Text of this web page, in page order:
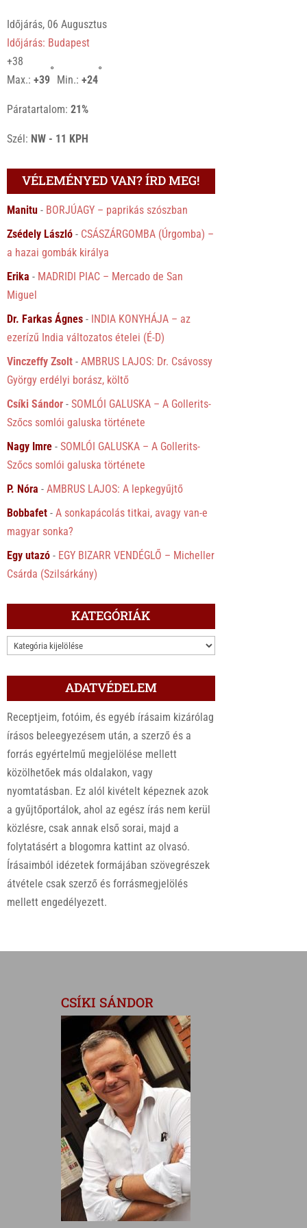
Időjárás, 06 Augusztus
Időjárás: Budapest
+38
Max.:+39
°
Min.:+24
°
Páratartalom:21%
Szél: NW - 11 KPH
VÉLEMÉNYED VAN? ÍRD MEG!
Manitu - BORJÚAGY – paprikás szószban
Zsédely László - CSÁSZÁRGOMBA (Úrgomba) –
a hazai gombák királya
Erika - MADRIDI PIAC – Mercado de San
Miguel
Dr. Farkas Ágnes - INDIA KONYHÁJA – az
ezerízű India változatos ételei (É-D)
Vinczeffy Zsolt -AMBRUS LAJOS: Dr. Csávossy
György erdélyi borász, költő
Csíki Sándor -SOMLÓI GALUSKA – A Gollerits-
Szőcs somlói galuska története
Nagy Imre -SOMLÓI GALUSKA – A Gollerits-
Szőcs somlói galuska története
P. Nóra -AMBRUS LAJOS: A lepkegyűjtő
Bobbafet -A sonkapácolás titkai, avagy van-e
magyar sonka?
Egy utazó - EGY BIZARR VENDÉGLŐ – Micheller
Csárda (Szilsárkány)
KATEGÓRIÁK
KATEGÓRIÁK
ADATVÉDELEM
Receptjeim, fotóim, és egyéb írásaim kizárólag
írásos beleegyezésem után, a szerző és a
forrás egyértelmű megjelölése mellett
közölhetőek más oldalakon, vagy
nyomtatásban. Ez alól kivételt képeznek azok
a gyűjtőportálok, ahol az egész írás nem kerül
közlésre, csak annak első sorai, majd a
folytatásért a blogomra kattint az olvasó.
Írásaimból idézetek formájában szövegrészek
átvétele csak szerző és forrásmegjelölés
mellett engedélyezett.
CSÍKI SÁNDOR